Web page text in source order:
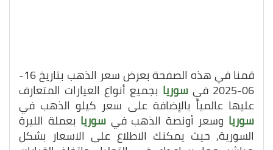
قمنا في هذه الصفحة بعرض سعر الذهب بتاريخ 16-
06-2025 في سوريا بجميع أنواع العيارات المتعارف
عليها عالمياً بالإضافة على سعر كيلو الذهب في
سوريا وسعر أونصة الذهب في سوريا بعملة الليرة
السورية, حيث يمكنك الاطلاع على الاسعار بشكل